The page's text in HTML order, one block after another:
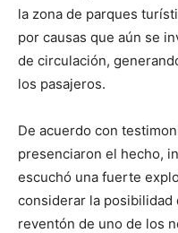
la zona de parques
por causas que aún se
de circulación,
los pasajeros.
De acuerdo con
presenciaron el hecho,
escuchó una fuerte
considerar la posibilidad
reventón de uno de los